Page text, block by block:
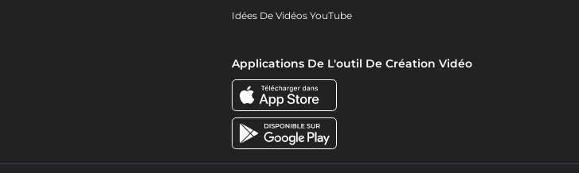
Idées De Vidéos YouTube
Applications De L'outil De Création Vidéo